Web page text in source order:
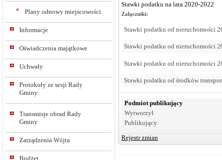
Plany odnowy miejscowości
Informacje
Oświadczenia majątkowe
Uchwały
Protokoły ze sesji Rady
Gminy
Transmisje obrad Rady
Gminy
Zarządzenia Wójta
Budżet
Stawki podatku na lata 2020-2022
Załączniki:
Stawki podatku od nieruchomości
Stawki podatku od nieruchomości
Stawki podatku od nieruchomości
Stawki podatku od środków
Podmiot publikujący
Wytworzył
Publikujący
Rejestr zmian